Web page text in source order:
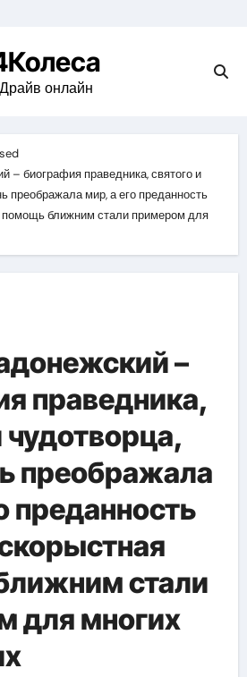
Драйв онлайн
– биография праведника, святого и
преображала мир, а его преданность
помощь ближним стали примером для
–
праведника,
чудотворца,
преображала
преданность
стали
для многих